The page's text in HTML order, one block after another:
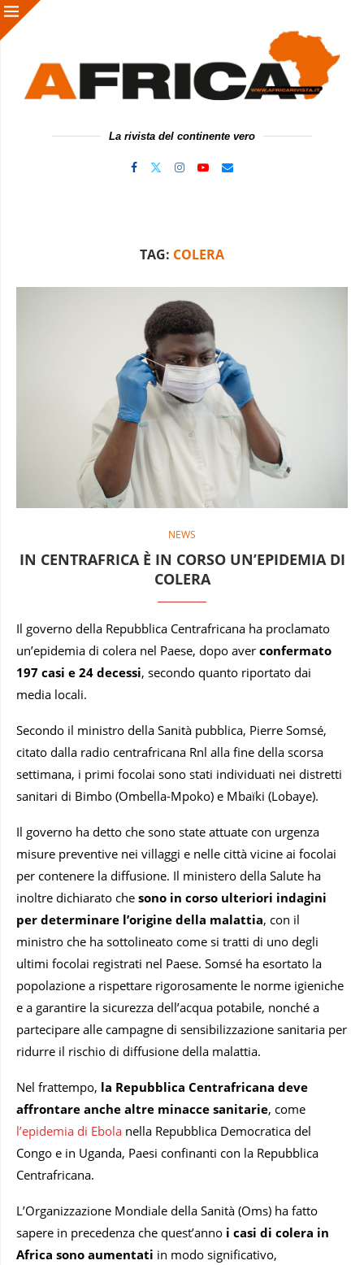
La rivista del continente vero
TAG: COLERA
NEWS
IN CENTRAFRICA È IN CORSO UN’EPIDEMIA DI
COLERA
Il governo della Repubblica Centrafricana ha proclamato
un’epidemia di colera nel Paese, dopo aver confermato
197 casi e 24 decessi, secondo quanto riportato dai
media locali.
Secondo il ministro della Sanità pubblica, Pierre Somsé,
citato dalla radio centrafricana Rnl alla fine della scorsa
settimana, i primi focolai sono stati individuati nei distretti
sanitari di Bimbo (Ombella-Mpoko) e Mbaïki (Lobaye).
Il governo ha detto che sono state attuate con urgenza
misure preventive nei villaggi e nelle città vicine ai focolai
per contenere la diffusione. Il ministero della Salute ha
inoltre dichiarato che sono in corso ulteriori indagini
per determinare l’origine della malattia, con il
ministro che ha sottolineato come si tratti di uno degli
ultimi focolai registrati nel Paese. Somsé ha esortato la
popolazione a rispettare rigorosamente le norme igieniche
e a garantire la sicurezza dell’acqua potabile, nonché a
partecipare alle campagne di sensibilizzazione sanitaria per
ridurre il rischio di diffusione della malattia.
Nel frattempo, la Repubblica Centrafricana deve
affrontare anche altre minacce sanitarie, come
l’epidemia di Ebola nella Repubblica Democratica del
Congo e in Uganda, Paesi confinanti con la Repubblica
Centrafricana.
L’Organizzazione Mondiale della Sanità (Oms) ha fatto
sapere in precedenza che quest’anno i casi di colera in
Africa sono aumentati in modo significativo,